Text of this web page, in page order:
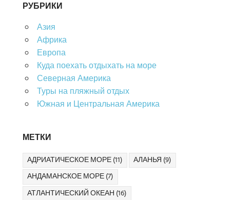
РУБРИКИ
Азия
Африка
Европа
Куда поехать отдыхать на море
Северная Америка
Туры на пляжный отдых
Южная и Центральная Америка
МЕТКИ
АДРИАТИЧЕСКОЕ МОРЕ(11) АЛАНЬЯ (9)
АНДАМАНСКОЕ МОРЕ(7)
АТЛАНТИЧЕСКИЙ ОКЕАН (16)